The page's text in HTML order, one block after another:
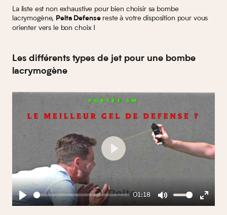
La liste est non exhaustive pour bien choisir sa bombe
lacrymogène, Pelta Defensereste à votre disposition pour vous
orienter vers le bon choix !
Les différents types de jet pour une bombe
lacrymogène
Play
01:18
Play